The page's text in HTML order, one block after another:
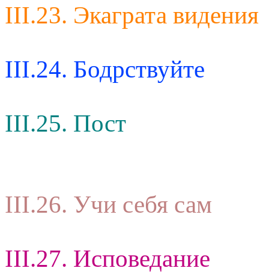
III.23. Экаграта видения
III.24. Бодрствуйте
III.25. Пост
III.26. Учи себя сам
III.27. Исповедание